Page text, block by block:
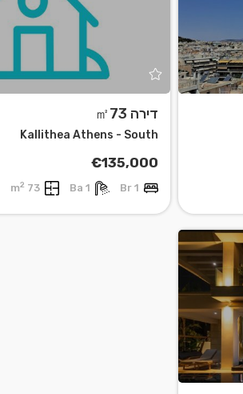
דירה ㎡73
Kallithea Athens - South
€135,000
1 Br
1 Ba
73 m
2